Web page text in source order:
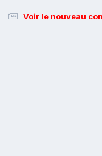
Voir le nouveau